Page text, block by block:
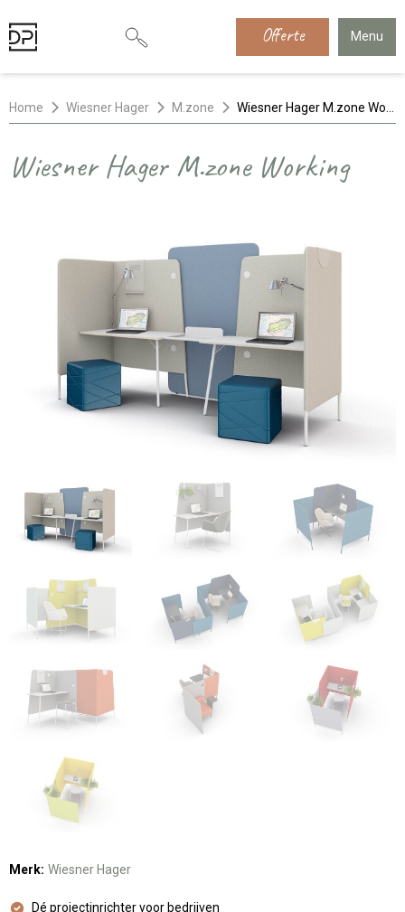
Offerte Menu
Home Wiesner Hager M.zone
Wiesner Hager M.zone Working
Merk: Wiesner Hager
Dé projectinrichter voor bedrijven